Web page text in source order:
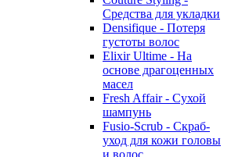
Средства для укладки
Densifique - Потеря
густоты волос
Elixir Ultime - На
основе драгоценных
масел
Fresh Affair - Сухой
шампунь
Fusio-Scrub - Скраб-
уход для кожи головы
и волос